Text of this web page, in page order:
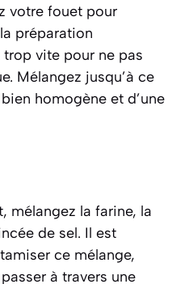
votre fouet pour
préparation
trop vite pour ne pas
Mélangez jusqu’à ce
homogène et d’une
mélangez la farine, la
de sel. Il est
tamiser ce mélange,
à travers une